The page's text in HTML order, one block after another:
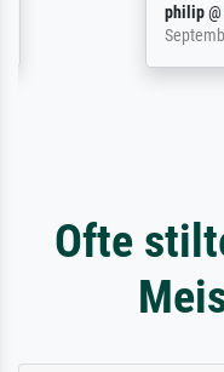
September 23,
Ofte